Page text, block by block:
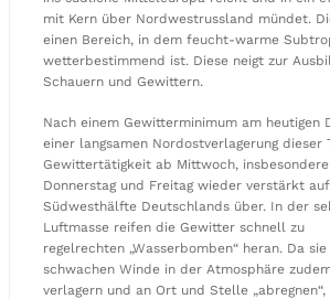
mit Kern über Nordwestrussland mündet.
einen Bereich, in dem feucht-warme
wetterbestimmend ist. Diese neigt zur
Schauern und Gewittern.
Nach einem Gewitterminimum am heutigen
einer langsamen Nordostverlagerung
Gewittertätigkeit ab Mittwoch,
Donnerstag und Freitag wieder verstärkt
Südwesthälfte Deutschlands über. In der
Luftmasse reifen die Gewitter schnell zu
regelrechten „Wasserbomben“ heran. Da
schwachen Winde in der Atmosphäre
verlagern und an Ort und Stelle